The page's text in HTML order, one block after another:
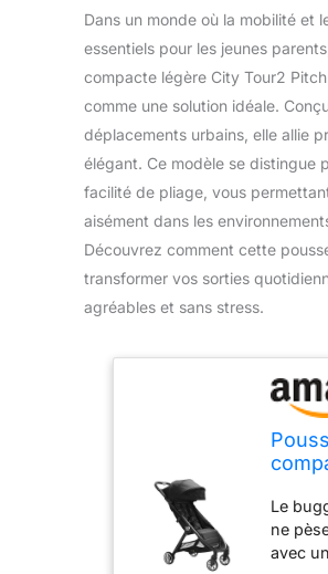
Dans un monde où la mobilité et
essentiels pour les jeunes
compacte légère City Tour2
comme une solution idéale.
déplacements urbains, elle allie
élégant. Ce modèle se distingue
facilité de pliage, vous
aisément dans les
Découvrez comment cette
transformer vos sorties
agréables et sans stress.
Black
Le
ne
avec